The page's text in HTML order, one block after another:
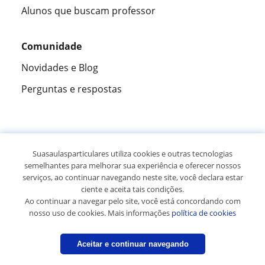
Alunos que buscam professor
Comunidade
Novidades e Blog
Perguntas e respostas
305883opiniões de alunos
© 2007 - 2026 Suas aulas particulares
Mapa do site:Professores particulares
Suasaulasparticulares utiliza cookies e outras tecnologias
semelhantes para melhorar sua experiência e oferecer nossos
serviços, ao continuar navegando neste site, você declara estar
ciente e aceita tais condições.
Ao continuar a navegar pelo site, você está concordando com
nosso uso de cookies. Mais informações política de cookies
Aceitar e continuar navegando